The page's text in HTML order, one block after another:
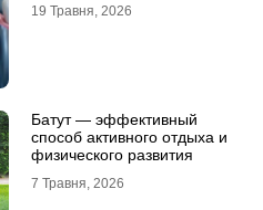
19 Травня, 2026
Батут — эффективный
способ активного отдыха и
физического развития
7 Травня, 2026